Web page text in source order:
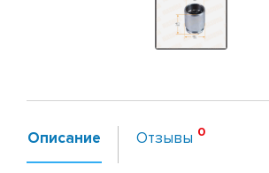
Описание Отзывы